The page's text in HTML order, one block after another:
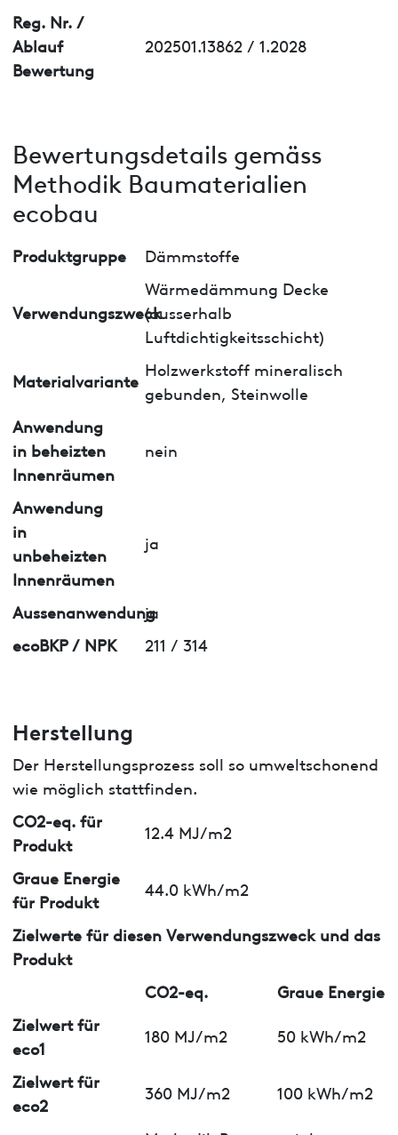
Reg. Nr. /
Ablauf
Bewertung
202501.13862 / 1.2028
Bewertungsdetails gemäss
Methodik Baumaterialien
ecobau
Produktgruppe Dämmstoffe
Verwendungszweck
Wärmedämmung Decke
(ausserhalb
Luftdichtigkeitsschicht)
Materialvariante
Holzwerkstoff mineralisch
gebunden, Steinwolle
Anwendung
in beheizten
Innenräumen
nein
Anwendung
in
unbeheizten
Innenräumen
ja
Aussenanwendung
ja
ecoBKP / NPK
211 / 314
Herstellung
Der Herstellungsprozess soll so umweltschonend
wie möglich stattfinden.
CO2-eq. für
Produkt
12.4 MJ/m2
Graue Energie
für Produkt
44.0 kWh/m2
Zielwerte für diesen Verwendungszweck und das
Produkt
CO2-eq.
Graue Energie
Zielwert für
eco1
180 MJ/m2 50 kWh/m2
Zielwert für
eco2
360 MJ/m2 100 kWh/m2